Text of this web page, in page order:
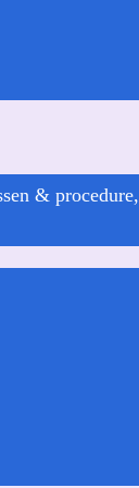
& procedure,